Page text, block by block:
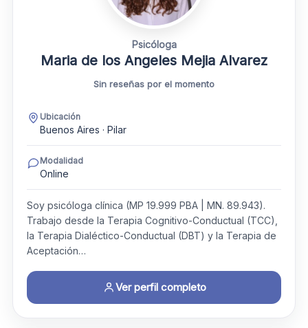
Psicóloga
Maria de los Angeles Mejia Alvarez
Sin reseñas por el momento
Ubicación
Buenos Aires · Pilar
Modalidad
Online
Soy psicóloga clínica (MP 19.999 PBA | MN. 89.943).
Trabajo desde la Terapia Cognitivo-Conductual (TCC),
la Terapia Dialéctico-Conductual (DBT) y la Terapia de
Aceptación…
Ver perfil completo